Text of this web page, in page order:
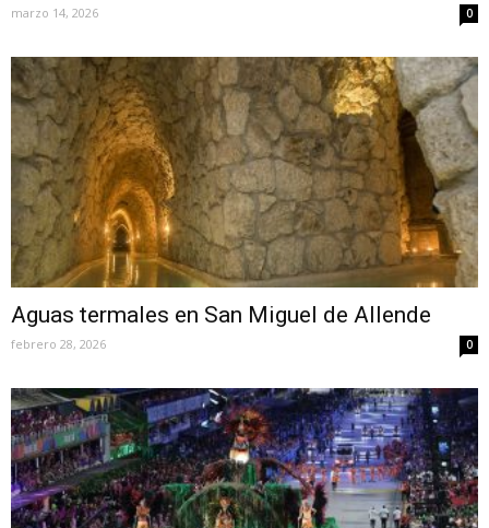
marzo 14, 2026 0
Aguas termales en San Miguel de Allende
febrero 28, 2026 0